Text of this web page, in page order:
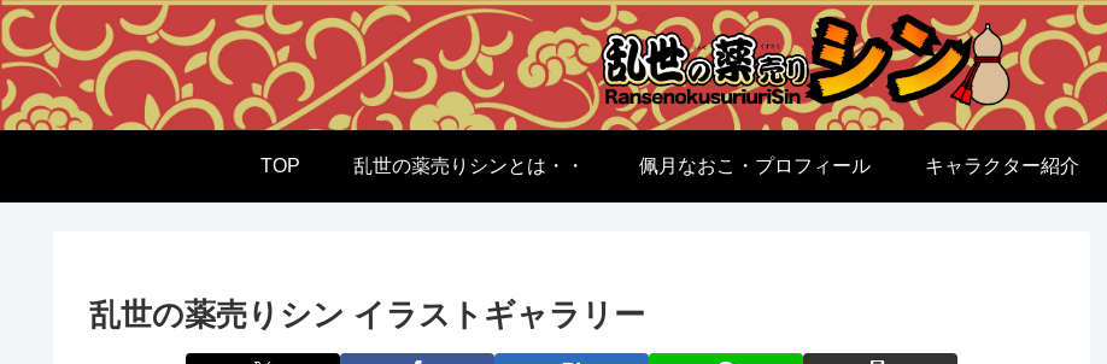
TOP 乱世の薬売りシンとは・・ 佩月なおこ・プロフィール キャラクター紹介
乱世の薬売りシン イラストギャラリー